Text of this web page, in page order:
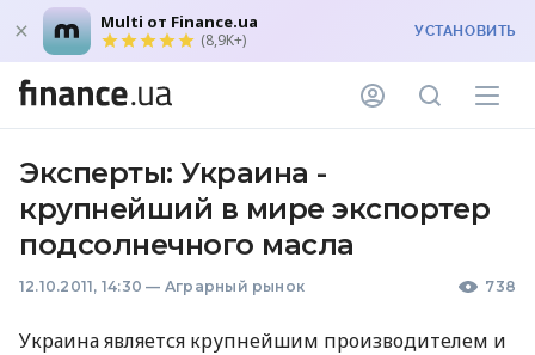
Multi от Finance.ua
(8,9K+) УСТАНОВИТЬ
Эксперты: Украина -
крупнейший в мире экспортер
подсолнечного масла
12.10.2011, 14:30 — Аграрный рынок 738
Украина является крупнейшим производителем и